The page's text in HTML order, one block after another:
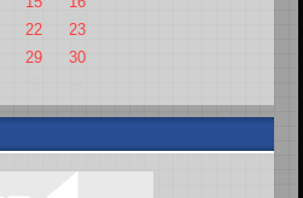
22
23
29
30